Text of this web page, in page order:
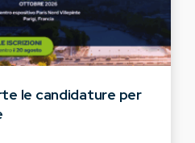
le candidature per